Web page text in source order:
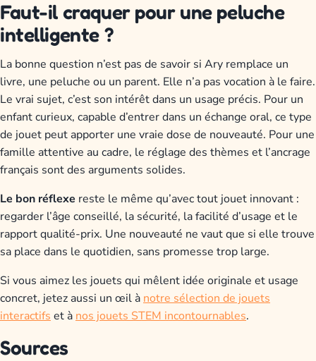
Faut-il craquer pour une peluche
intelligente ?
La bonne question n’est pas de savoir si Ary remplace un
livre, une peluche ou un parent. Elle n’a pas vocation à le faire.
Le vrai sujet, c’est son intérêt dans un usage précis. Pour un
enfant curieux, capable d’entrer dans un échange oral, ce type
de jouet peut apporter une vraie dose de nouveauté. Pour une
famille attentive au cadre, le réglage des thèmes et l’ancrage
français sont des arguments solides.
Le bon réflexe reste le même qu’avec tout jouet innovant :
regarder l’âge conseillé, la sécurité, la facilité d’usage et le
rapport qualité-prix. Une nouveauté ne vaut que si elle trouve
sa place dans le quotidien, sans promesse trop large.
Si vous aimez les jouets qui mêlent idée originale et usage
concret, jetez aussi un œil à notre sélection de jouets
interactifs et à nos jouets STEM incontournables.
Sources